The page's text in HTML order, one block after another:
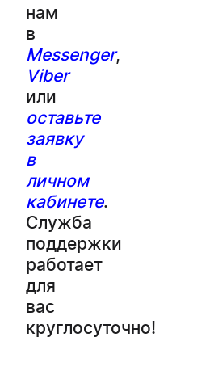
нам
в
Messenger,
Viber
или
оставьте
заявку
в
личном
кабинете.
Служба
поддержки
работает
для
вас
круглосуточно!